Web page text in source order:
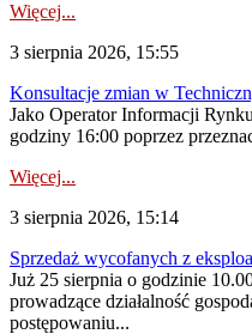
Więcej...
3 sierpnia 2026, 15:55
Konsultacje zmian w
Jako Operator Informacji
godziny 16:00 poprzez
Więcej...
3 sierpnia 2026, 15:14
Sprzedaż wycofanych z
Już 25 sierpnia o godzinie
prowadzące działalność
postępowaniu...